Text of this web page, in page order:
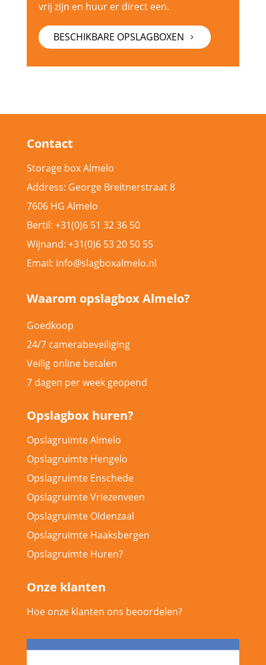
vrij zijn en huur er direct een.
BESCHIKBARE OPSLAGBOXEN 5
Contact
Storage box Almelo
Address: George Breitnerstraat 8
7606 HG Almelo
Bertil: +31(0)6 51 32 36 50
Wijnand: +31(0)6 53 20 50 55
Email: info@slagboxalmelo.nl
Waarom opslagbox Almelo?
Goedkoop
24/7 camerabeveiliging
Veilig online betalen
7 dagen per week geopend
Opslagbox huren?
Opslagruimte Almelo
Opslagruimte Hengelo
Opslagruimte Enschede
Opslagruimte Vriezenveen
Opslagruimte Oldenzaal
Opslagruimte Haaksbergen
Opslagruimte Huren?
Onze klanten
Hoe onze klanten ons beoordelen?